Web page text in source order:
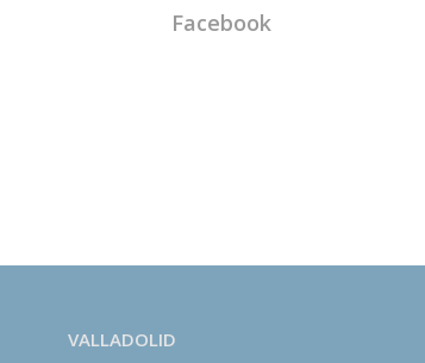
Facebook
VALLADOLID